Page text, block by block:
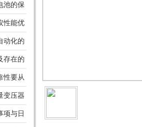
池的保
性能优
动化的
存在的
性要从
变压器
项与日